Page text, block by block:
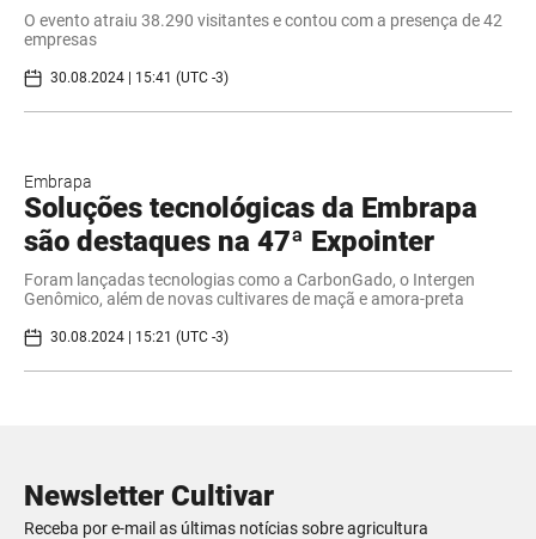
O evento atraiu 38.290 visitantes e contou com a presença de 42
empresas
30.08.2024 | 15:41 (UTC -3)
Embrapa
Soluções tecnológicas da Embrapa
são destaques na 47ª Expointer
Foram lançadas tecnologias como a CarbonGado, o Intergen
Genômico, além de novas cultivares de maçã e amora-preta
30.08.2024 | 15:21 (UTC -3)
Newsletter Cultivar
Receba por e-mail as últimas notícias sobre agricultura